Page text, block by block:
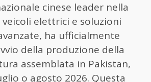
cinese leader nella
elettrici e soluzioni
ha ufficialmente
della produzione della
assemblata in Pakistan,
o agosto 2026. Questa